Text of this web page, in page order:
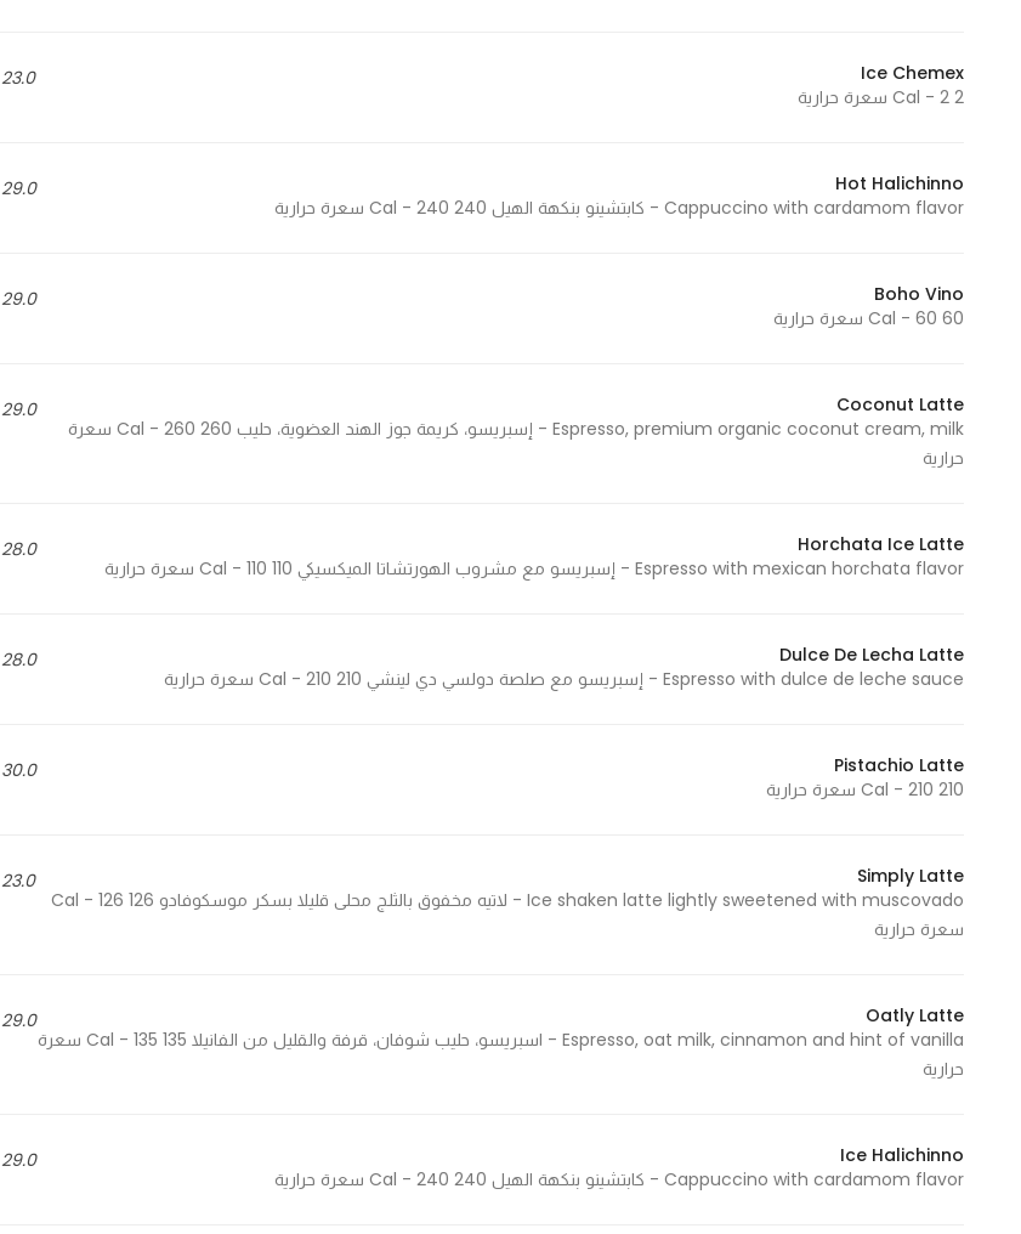
23.0 SAR
Ice Chemex
2 Cal - 2 سعرة حرارية
29.0 SAR
Hot Halichinno
Cappuccino with cardamom flavor - كابتشينو بنكهة الهيل 240 Cal - 240 سعرة حرارية
29.0 SAR
Boho Vino
60 Cal - 60 سعرة حرارية
29.0 SAR
Coconut Latte
Espresso, premium organic coconut cream, milk - إسبريسو، كريمة جوز الهند العضوية، حليب 260 Cal - 260 سعرة
حرارية
28.0 SAR
Horchata Ice Latte
Espresso with mexican horchata flavor - إسبريسو مع مشروب الهورتشاتا الميكسيكي 110 Cal - 110 سعرة حرارية
28.0 SAR
Dulce De Lecha Latte
Espresso with dulce de leche sauce - إسبريسو مع صلصة دولسي دي لينشي 210 Cal - 210 سعرة حرارية
30.0 SAR
Pistachio Latte
210 Cal - 210 سعرة حرارية
23.0 SAR
Simply Latte
Ice shaken latte lightly sweetened with muscovado - لاتيه مخفوق بالثلج محلى قليلا بسكر موسكوفادو 126 Cal - 126
سعرة حرارية
29.0 SAR
Oatly Latte
Espresso, oat milk, cinnamon and hint of vanilla - اسبريسو، حليب شوفان، قرفة والقليل من الفانيلا 135 Cal - 135 سعرة
حرارية
29.0 SAR
Ice Halichinno
Cappuccino with cardamom flavor - كابتشينو بنكهة الهيل 240 Cal - 240 سعرة حرارية